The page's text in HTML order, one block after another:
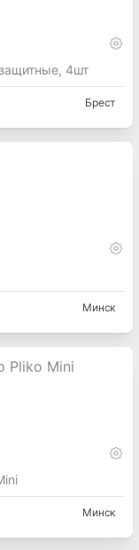
4шт
Брест
Минск
Минск